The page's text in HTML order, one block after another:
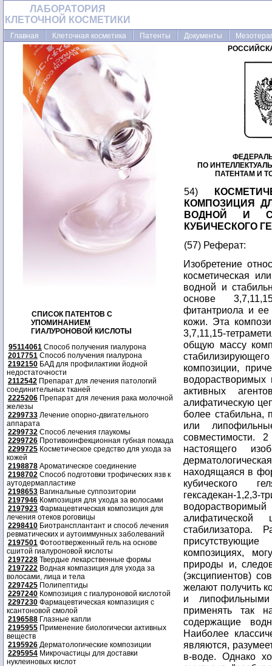
ЛАБОРАТОРИЯ
КЛЕТОЧНОЙ КОСМЕТИКИ
Главная Клеточная косметика Патенты Документы
СПИСОК ПАТЕНТОВ С
УПОМИНАНИЕМ
ГИАЛУРОНОВОЙ КИСЛОТЫ
95114061 Способ получения гиалурона
2017751 Способ получения гиалурона
2192150 БАД для профилактики йодной
недостаточности
2112542 Препарат для лечения патологий
соединительных тканей
2225206 Препарат для лечения рака молочной
железы
2299733 Лечение опорно-двигательного
аппарата
2299732 Способ лечения глаукомы
2299726 Противоинфекционная губная помада
2299725 Косметическое средство для ухода за
кожей
2198878 Ароматическое соединение
2198702 Способ подготовки трофических язв к
аутодермапластике
2198653 Вагинальные суппозитории
2197946 Композиция для ухода за волосами
2197923 Фармацевтическая композиция для
лечения отеков роговицы
2298410 Биотрансплантант и способ лечения
ревматических и аутоиммунных заболеваний
2197501 Фотоотверженный гель на основе
сшитой гиалуроновой кислоты
2197228 Твердые лекарственные формы
2197222 Водная компазиция для ухода за
волосами, лица и тела
2297425 Полипептиды
2297240 Композиция с гиалуроновой кислотой
2297230 Фармацевтическая компазиция с
ксантоновой смолой
2196588 Глазные капли
2195955 Применение биологически активных
веществ
2195926 Дерматологические композиции
2295954 Микрочастицы для доставки
нуклеиновых кислот
ПО
ПАТЕНТАМ И
54)
КОМПОЗИЦИЯ
ВОДНОЙ И
КУБИЧЕСКОГО
(57) Реферат:
Изобретение
косметическая
водной и
основе 3,7,11,15-
фитантриола и ее
кожи. Эта
3,7,11,15-
общую массу
композиции,
водорастворимых
активных
алифатическую
более стабильна,
или
настоящего
находящаяся в
кубического
гексадекан-
стабилизатора.
присутствующие
композициях,
природы и,
(эксципиентов)
желают получить
и
применять так
содержащие
Наиболее
являются,
в-воде. Однако